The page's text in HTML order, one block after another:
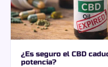
¿Es seguro el CBD
potencia?